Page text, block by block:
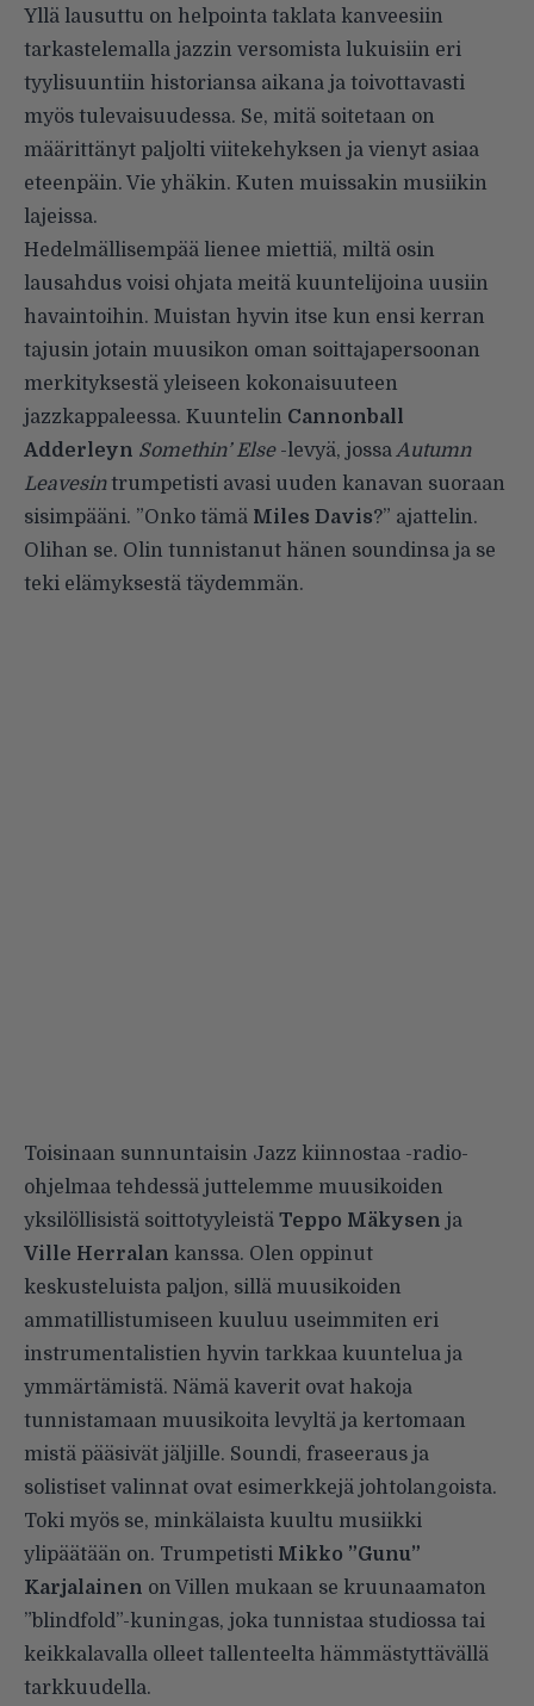
Yllä lausuttu on helpointa taklata kanveesiin
tarkastelemalla jazzin versomista lukuisiin eri
tyylisuuntiin historiansa aikana ja toivottavasti
myös tulevaisuudessa. Se, mitä soitetaan on
määrittänyt paljolti viitekehyksen ja vienyt asiaa
eteenpäin. Vie yhäkin. Kuten muissakin musiikin
lajeissa.
Hedelmällisempää lienee miettiä, miltä osin
lausahdus voisi ohjata meitä kuuntelijoina uusiin
havaintoihin. Muistan hyvin itse kun ensi kerran
tajusin jotain muusikon oman soittajapersoonan
merkityksestä yleiseen kokonaisuuteen
jazzkappaleessa. Kuuntelin Cannonball
Adderleyn Somethin’ Else-levyä, jossaAutumn
Leavesintrumpetisti avasi uuden kanavan suoraan
sisimpääni. ”Onko tämä Miles Davis?” ajattelin.
Olihan se. Olin tunnistanut hänen soundinsa ja se
teki elämyksestä täydemmän.
Toisinaan sunnuntaisin Jazz kiinnostaa -radio-
ohjelmaa tehdessä juttelemme muusikoiden
yksilöllisistä soittotyyleistä Teppo Mäkysen ja
Ville Herralan kanssa. Olen oppinut
keskusteluista paljon, sillä muusikoiden
ammatillistumiseen kuuluu useimmiten eri
instrumentalistien hyvin tarkkaa kuuntelua ja
ymmärtämistä. Nämä kaverit ovat hakoja
tunnistamaan muusikoita levyltä ja kertomaan
mistä pääsivät jäljille. Soundi, fraseeraus ja
solistiset valinnat ovat esimerkkejä johtolangoista.
Toki myös se, minkälaista kuultu musiikki
ylipäätään on. Trumpetisti Mikko ”Gunu”
Karjalainen on Villen mukaan se kruunaamaton
”blindfold”-kuningas, joka tunnistaa studiossa tai
keikkalavalla olleet tallenteelta hämmästyttävällä
tarkkuudella.